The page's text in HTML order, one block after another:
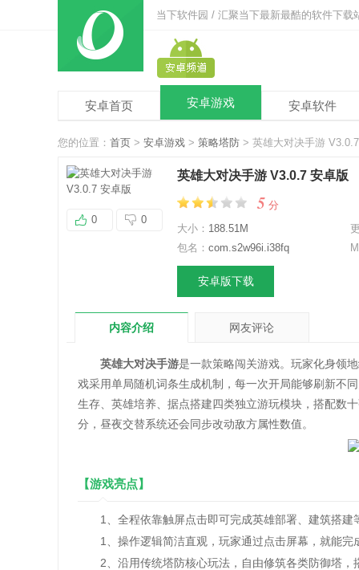
当下软件园 / 汇聚当下最新最酷的软件下载
安卓首页 安卓游戏 安卓软件
您的位置： 首页 > 安卓游戏 > 策略塔防 > 英雄大对决手游
0 0
英雄大对决手游 V3.0.7 安卓版
5 分
大小： 188.51M
包名： com.s2w96i.i38fq
安卓版下载
内容介绍 网友评论
英雄大对决手游是一款策略闯关游戏。玩家化身领
戏采用单局随机词条生成机制，每一次开局能够刷新不
生存、英雄培养、据点搭建四类独立游玩模块，搭配数
分，昼夜交替系统还会同步改动敌方属性数值。
【游戏亮点】
1、全程依靠触屏点击即可完成英雄部署、建筑搭建
1、操作逻辑简洁直观，玩家通过点击屏幕，就能完
2、沿用传统塔防核心玩法，自由修筑各类防御塔，